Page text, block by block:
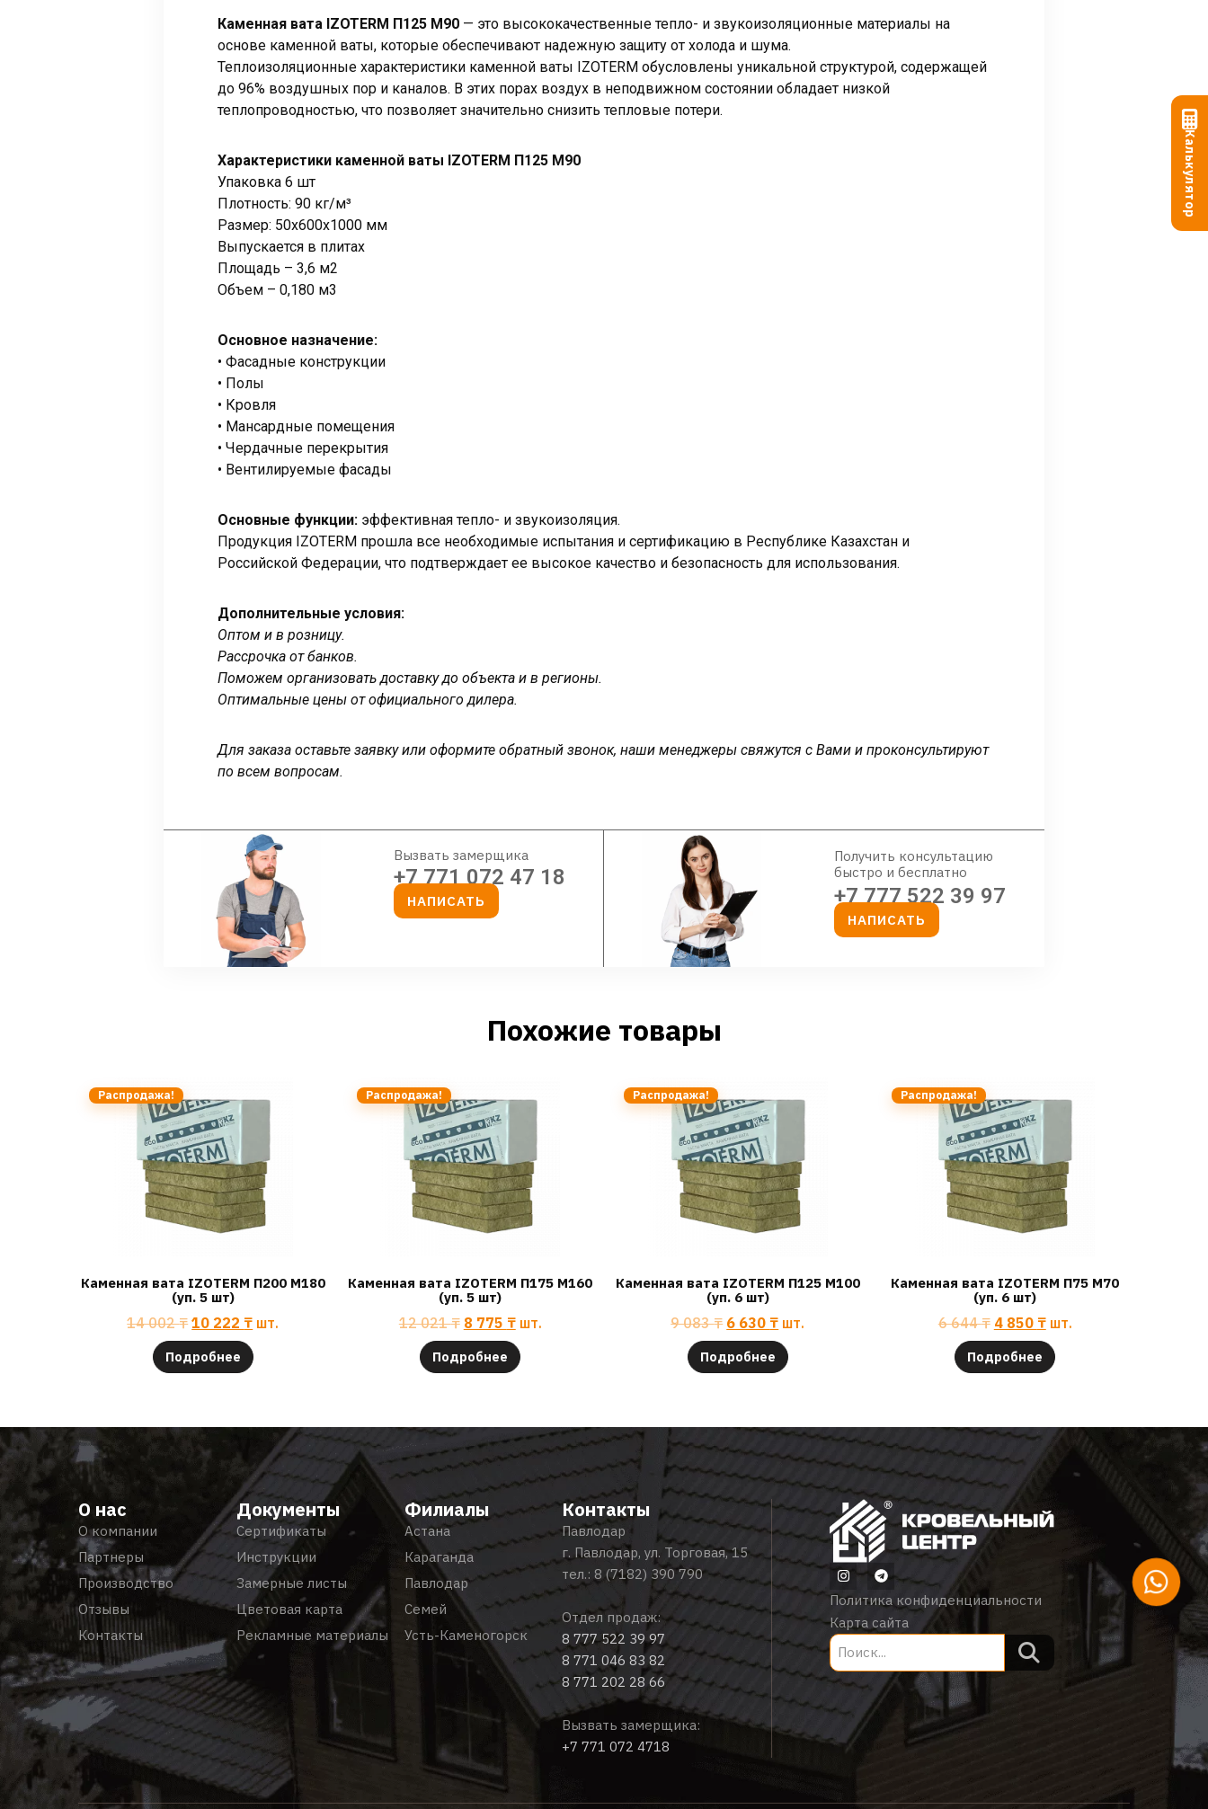
Каменная вата IZOTERM П125 М90 — это высококачественные тепло- и звукоизоляционные материалы на
основе каменной ваты, которые обеспечивают надежную защиту от холода и шума.
Теплоизоляционные характеристики каменной ваты IZOTERM обусловлены уникальной структурой, содержащей
до 96% воздушных пор и каналов. В этих порах воздух в неподвижном состоянии обладает низкой
теплопроводностью, что позволяет значительно снизить тепловые потери.
Характеристики каменной ваты IZOTERM П125 М90
Упаковка 6 шт
Плотность: 90 кг/м³
Размер: 50х600х1000 мм
Выпускается в плитах
Площадь – 3,6 м2
Объем – 0,180 м3
Основное назначение:
• Фасадные конструкции
• Полы
• Кровля
• Мансардные помещения
• Чердачные перекрытия
• Вентилируемые фасады
Основные функции: эффективная тепло- и звукоизоляция.
Продукция IZOTERM прошла все необходимые испытания и сертификацию в Республике Казахстан и
Российской Федерации, что подтверждает ее высокое качество и безопасность для использования.
Дополнительные условия:
Оптом и в розницу.
Рассрочка от банков.
Поможем организовать доставку до объекта и в регионы.
Оптимальные цены от официального дилера.
Для заказа оставьте заявку или оформите обратный звонок, наши менеджеры свяжутся с Вами и проконсультируют
по всем вопросам.
Вызвать замерщика
+7 771 072 47 18
НАПИСАТЬ
Получить консультацию
быстро и бесплатно
+7 777 522 39 97
НАПИСАТЬ
Похожие товары
Распродажа!
Каменная вата IZOTERM П200 М180
(уп. 5 шт)
14 002₸ 10 222 ₸ шт.
Подробнее
Распродажа!
Каменная вата IZOTERM П175 М160
(уп. 5 шт)
12 021₸ 8 775 ₸ шт.
Подробнее
Распродажа!
Каменная вата IZOTERM П125 М100
(уп. 6 шт)
9 083₸ 6 630 ₸ шт.
Подробнее
Распродажа!
Каменная вата IZOTERM П75 М70
(уп. 6 шт)
6 644₸ 4 850 ₸ шт.
Подробнее
О нас
О компании
Партнеры
Производство
Отзывы
Контакты
Документы
Сертификаты
Инструкции
Замерные листы
Цветовая карта
Рекламные материалы
Филиалы
Астана
Караганда
Павлодар
Семей
Усть-Каменогорск
Контакты
Павлодар
г. Павлодар, ул. Торговая, 15
тел.: 8 (7182) 390 790
Отдел продаж:
8 777 522 39 97
8 771 046 83 82
8 771 202 28 66
Вызвать замерщика:
+7 771 072 4718
Политика конфиденциальности
Карта сайта
Калькулятор